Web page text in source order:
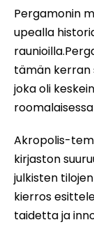
Pergamonin
upealla
tämän kerran
joka oli
Akropolis-
kirjaston
julkisten
kierros
taidetta ja